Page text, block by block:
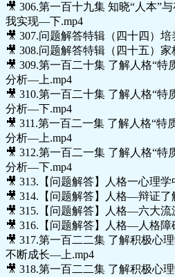
🎥 306.第一百十九集 知晓“人本”
我实现—下.mp4
🎥 307.问题解答特辑（四十四）
🎥 308.问题解答特辑（四十五）
🎥 309.第一百二十集 了解人格“
分析—上.mp4
🎥 310.第一百二十集 了解人格“
分析—下.mp4
🎥 311.第一百二一集 了解人格“
分析—上.mp4
🎥 312.第一百二一集 了解人格“
分析—下.mp4
🎥 313.【问题解答】人格一心理
🎥 314.【问题解答】人格—辩证了
🎥 315.【问题解答】人格—六大流
🎥 316.【问题解答】人格—人格障
🎥 317.第一百二二集 了解积极
不断成长—上.mp4
🎥 318.第一百二二集 了解积极